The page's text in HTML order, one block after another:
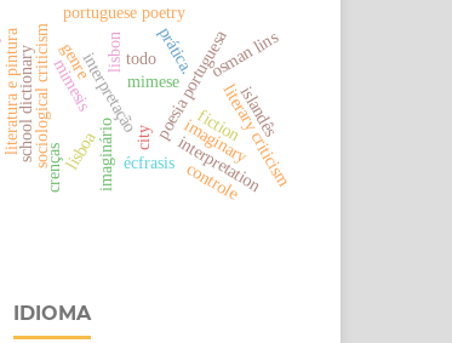
interpretação
lisbon
city imaginary
poesia portuguesa
lisboaimaginário interpretation
mimesis
sociological criticism fictionliterary criticism
mimese
écfrasis
prática.
crenças
school dictionary genre
portuguese poetry
osman lins
todo
islandês
controle
literatura e pintura
IDIOMA